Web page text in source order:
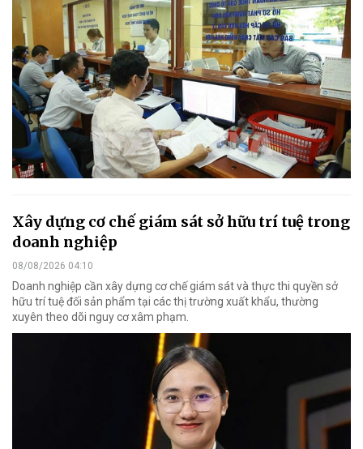
Xây dựng cơ chế giám sát sở hữu trí tuệ trong
doanh nghiệp
08/08/2026 04:10
Doanh nghiệp cần xây dựng cơ chế giám sát và thực thi quyền sở
hữu trí tuệ đối sản phẩm tại các thị trường xuất khẩu, thường
xuyên theo dõi nguy cơ xâm phạm.